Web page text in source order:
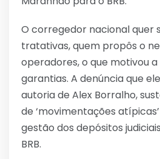
O corregedor nacional quer
tratativas, quem propôs o
operadores, o que motivou
garantias. A denúncia que
autoria de Alex Borralho,
de ‘movimentações
gestão dos depósitos
BRB.